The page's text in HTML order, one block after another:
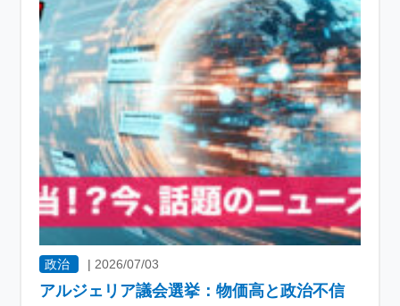
政治 |2026/07/03
アルジェリア議会選挙：物価高と政治不信